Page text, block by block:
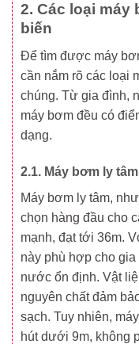
2. Các loại
biến
Để tìm được máy
cần nắm rõ các loại
chúng. Từ gia đình,
máy bơm đều có
dạng.
2.1. Máy bơm ly tâm
Máy bơm ly tâm,
chọn hàng đầu cho
mạnh, đạt tới 36m.
này phù hợp cho
nước ổn định. Vật
nguyên chất đảm
sạch. Tuy nhiên,
hút dưới 9m, không